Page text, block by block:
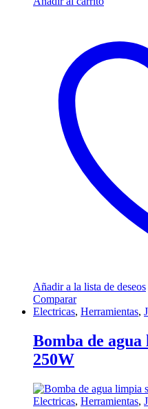
Añadir a la lista de deseos
Comparar
Electricas, Herramientas,
Bomba de
250W
Electricas, Herramientas,